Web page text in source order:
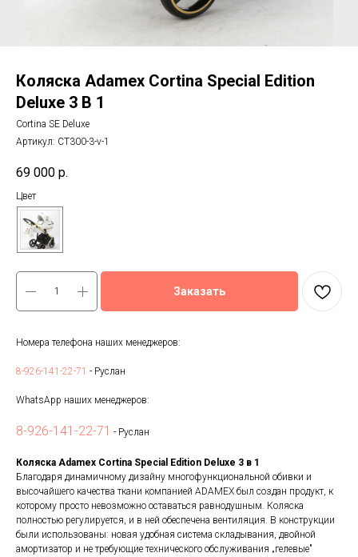
Коляска Adamex Cortina Special Edition
Deluxe 3 В 1
Cortina SE Deluxe
Артикул: CT300-3-v-1
69 000 р.
Цвет
Заказать
Номера телефона наших менеджеров:
8-926-141-22-71 - Руслан
WhatsApp наших менеджеров:
8-926-141-22-71 - Руслан
Коляска Adamex Cortina Special Edition Deluxe 3 в 1
Благодаря динамичному дизайну многофункциональной обивки и
высочайшего качества ткани компанией ADAMEX был создан продукт, к
которому просто невозможно оставаться равнодушным. Коляска
полностью регулируется, и в ней обеспечена вентиляция. В конструкции
были использованы: новая удобная система складывания, двойной
амортизатор и не требующие технического обслуживания „гелевые"